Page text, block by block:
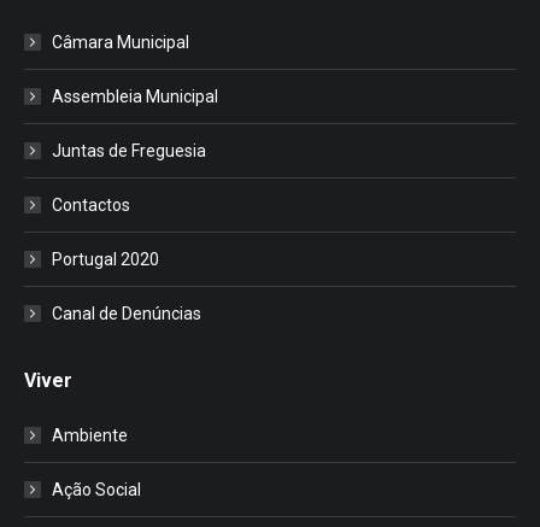
Câmara Municipal
Assembleia Municipal
Juntas de Freguesia
Contactos
Portugal 2020
Canal de Denúncias
Viver
Ambiente
Ação Social